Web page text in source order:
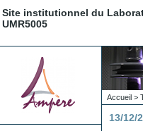
Site institutionnel du
UMR5005
Accueil >
13/12/